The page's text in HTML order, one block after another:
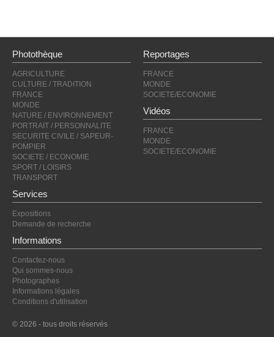
Photothèque
AGRICULTURE
CULTURE / TRADITION
FRANCE
MONDE
NATURE / ENVIRONNEMENT
PORTRAIT / PERSONNALITE
SECURITE CIVILE / SAPEUR-
POMPIER
SOCIETE / ECONOMIE
SPORT / LOISIRS
TRANSPORT
Reportages
FRANCE
MONDE
SOCIETE/ECONOMIE
Vidéos
FRANCE
MONDE
SOCIETE/ECONOMIE
Services
Expositions
Demande de recherche
Informations
Contactez-nous
Qui sommes-nous
Photographes
Informations légales
Conditions d'utilisation
© 2026 - tous droits réservés